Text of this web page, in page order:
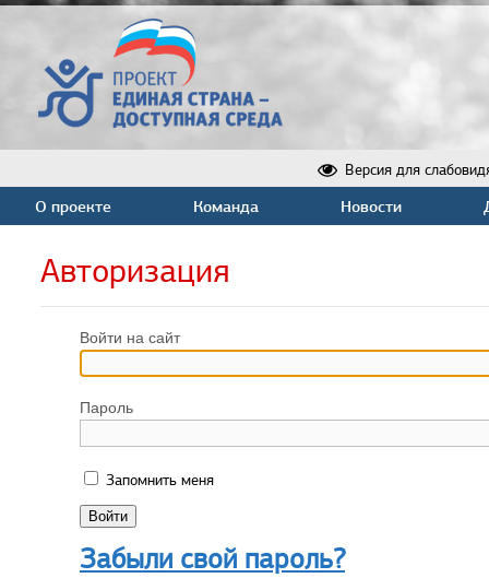
Версия для
О проекте Команда Новости
Авторизация
Войти на сайт
Пароль
Запомнить меня
Забыли свой пароль?